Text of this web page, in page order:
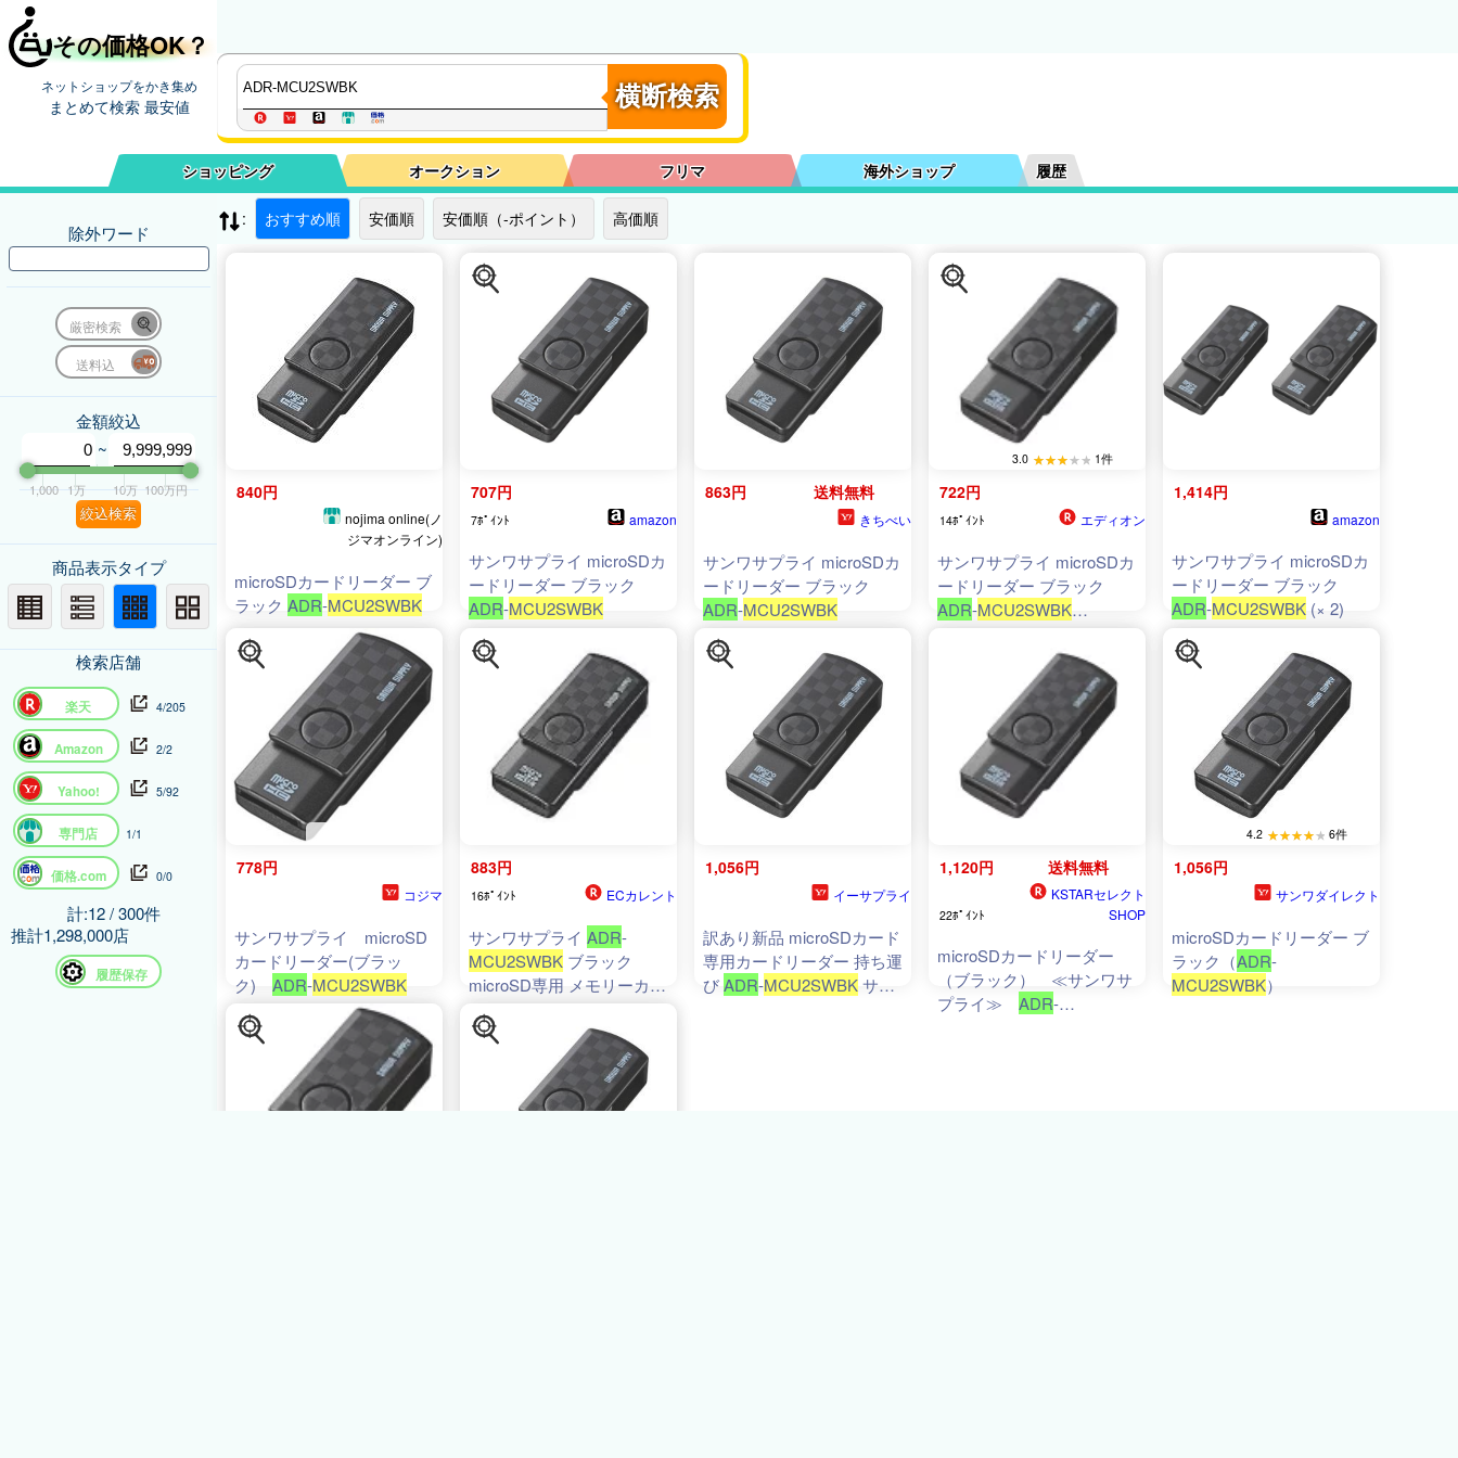
その価格OK？
ネットショップをかき集め
まとめて検索 最安値 横断検索
ショッピング オークション フリマ 海外ショップ 履歴
除外ワード
厳密検索
送料込
金額絞込
~
1,000 1万 10万 100万円
絞込検索
商品表示タイプ
検索店舗
楽天 4/205
Amazon 2/2
Yahoo! 5/92
専門店 1/1
価格.com 0/0
計:12 / 300件
推計1,298,000店
履歴保存
: おすすめ順 安価順 安価順（-ポイント） 高価順
840円
nojima online(ノ
ジマオンライン)
microSDカードリーダー ブ
ラック ADR-MCU2SWBK
707円
7ﾎﾟｲﾝﾄ amazon
サンワサプライ microSDカ
ードリーダー ブラック
ADR-MCU2SWBK
863円 送料無料
きちべい
サンワサプライ microSDカ
ードリーダー ブラック
ADR-MCU2SWBK
722円
14ﾎﾟｲﾝﾄ エディオン
3.0 1件
サンワサプライ microSDカ
ードリーダー ブラック
ADR-MCU2SWBK
[ADRMCU2SWBK]
1,414円
amazon
サンワサプライ microSDカ
ードリーダー ブラック
ADR-MCU2SWBK (× 2)
778円
コジマ
サンワサプライ microSD
カードリーダー(ブラッ
ク) ADR-MCU2SWBK
883円
16ﾎﾟｲﾝﾄ ECカレント
サンワサプライ ADR-
MCU2SWBK ブラック
microSD専用 メモリーカー
ドリーダー
ADRMCU2SWBK
1,056円
イーサプライ
訳あり新品 microSDカード
専用カードリーダー 持ち運
びADR-MCU2SWBKサン
1,120円 送料無料
22ﾎﾟｲﾝﾄ
KSTARセレクト
SHOP
microSDカードリーダー
（ブラック） ≪サンワサ
プライ≫ ADR-
1,056円
サンワダイレクト
4.2 6件
microSDカードリーダー ブ
ラック（ADR-
MCU2SWBK）